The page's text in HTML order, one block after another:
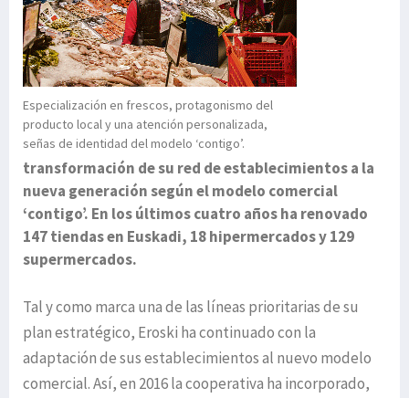
Especialización en frescos, protagonismo del
producto local y una atención personalizada,
señas de identidad del modelo ‘contigo’.
transformación de su red de establecimientos a la
nueva generación según el modelo comercial
‘contigo’. En los últimos cuatro años ha renovado
147 tiendas en Euskadi, 18 hipermercados y 129
supermercados.
Tal y como marca una de las líneas prioritarias de su
plan estratégico, Eroski ha continuado con la
adaptación de sus establecimientos al nuevo modelo
comercial. Así, en 2016 la cooperativa ha incorporado,